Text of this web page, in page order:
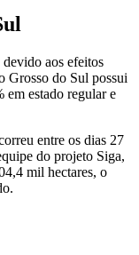
aos efeitos
Grosso do Sul possui
em estado regular e
entre os dias 27
do projeto Siga,
mil hectares, o